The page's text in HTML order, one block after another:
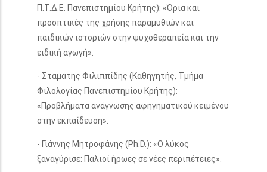
Π.Τ.Δ.Ε. Πανεπιστημίου Κρήτης): «Όρια και
προοπτικές της χρήσης παραμυθιών και
παιδικών ιστοριών στην ψυχοθεραπεία και την
ειδική αγωγή».
- Σταμάτης Φιλιππίδης (Καθηγητής, Τμήμα
Φιλολογίας Πανεπιστημίου Κρήτης):
«Προβλήματα ανάγνωσης αφηγηματικού κειμένου
στην εκπαίδευση».
- Γιάννης Μητροφάνης (Ph.D.): «Ο λύκος
ξαναγύρισε: Παλιοί ήρωες σε νέες περιπέτειες».